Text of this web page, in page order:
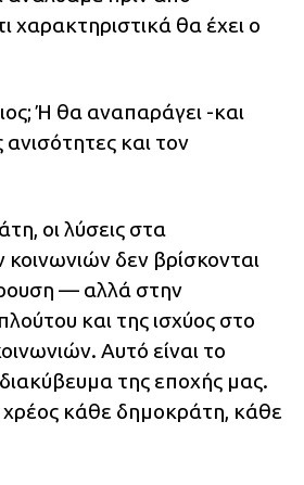
χαρακτηριστικά θα έχει ο
Ή θα αναπαράγει -και
ανισότητες και τον
οι λύσεις στα
δεν βρίσκονται
— αλλά στην
και της ισχύος στο
Αυτό είναι το
της εποχής μας.
χρέος κάθε δημοκράτη, κάθε